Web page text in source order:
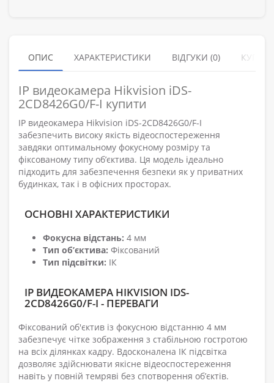
ОПИС ХАРАКТЕРИСТИКИ ВІДГУКИ (0)
IP видеокамера Hikvision iDS-
2CD8426G0/F-I купити
IP видеокамера Hikvision iDS-2CD8426G0/F-I
забезпечить високу якість відеоспостереження
завдяки оптимальному фокусному розміру та
фіксованому типу об’єктива. Ця модель ідеально
підходить для забезпечення безпеки як у приватних
будинках, так і в офісних просторах.
ОСНОВНІ ХАРАКТЕРИСТИКИ
Фокусна відстань: 4 мм
Тип об’єктива: Фіксований
Тип підсвітки: ІК
IP ВИДЕОКАМЕРА HIKVISION IDS-
2CD8426G0/F-I - ПЕРЕВАГИ
Фіксований об'єктив із фокусною відстанню 4 мм
забезпечує чітке зображення з стабільною гостротою
на всіх ділянках кадру. Вдосконалена ІК підсвітка
дозволяє здійснювати якісне відеоспостереження
навіть у повній темряві без спотворення об’єктів.